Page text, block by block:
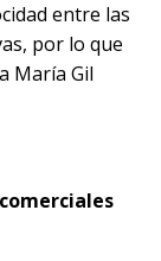
entre las
por lo que
María Gil